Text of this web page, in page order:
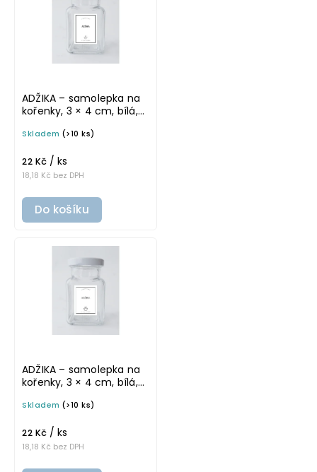
ADŽIKA – samolepka na
kořenky, 3 × 4 cm, bílá,
Skladem (>10 ks)
18,18 Kč bez DPH
22 Kč / ks
Do košíku
ADŽIKA – samolepka na
kořenky, 3 × 4 cm, bílá,
Skladem (>10 ks)
18,18 Kč bez DPH
22 Kč / ks